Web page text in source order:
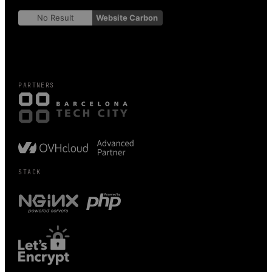
No Result Website Carbon
PARTNERS
STACK